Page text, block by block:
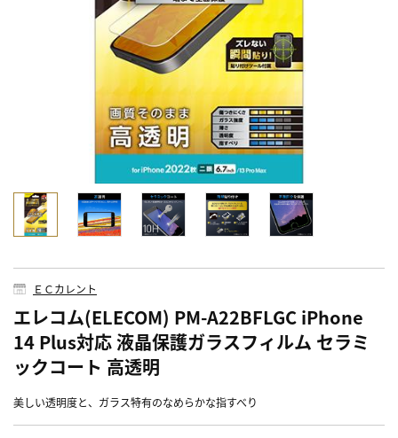
ＥＣカレント
エレコム(ELECOM) PM-A22BFLGC iPhone
14 Plus対応 液晶保護ガラスフィルム セラミ
ックコート 高透明
美しい透明度と、ガラス特有のなめらかな指すべり